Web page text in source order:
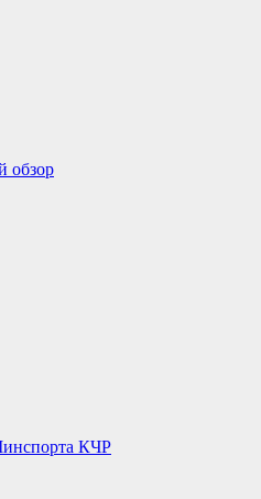
обзор
КЧР